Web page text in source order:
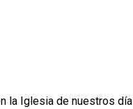
la Iglesia de nuestros